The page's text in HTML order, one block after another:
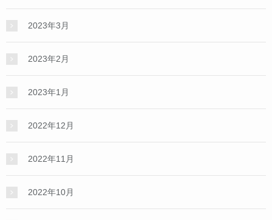
2023年3月
2023年2月
2023年1月
2022年12月
2022年11月
2022年10月